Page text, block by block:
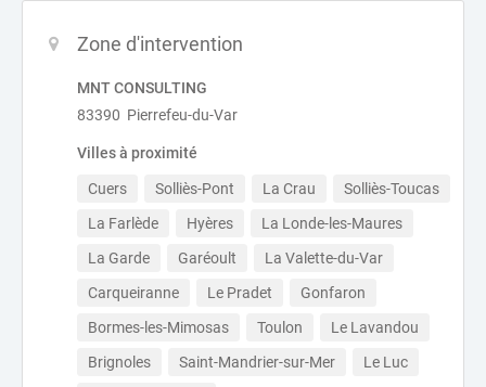
Zone d'intervention
MNT CONSULTING
83390 Pierrefeu-du-Var
Villes à proximité
Cuers Solliès-Pont La Crau
Solliès-Toucas
La Farlède
Hyères
La Londe-les-Maures
La Garde
Garéoult
La Valette-du-Var
Carqueiranne
Le Pradet
Gonfaron
Bormes-les-Mimosas
Toulon
Le Lavandou
Brignoles
Saint-Mandrier-sur-Mer
Le Luc